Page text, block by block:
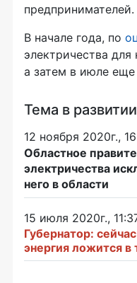
предпринимателей.
В начале года, по
электричества
а затем в июле еще
Тема в развитии
12 ноября 2020г.,
Областное
электричества
него в области
15 июля 2020г.,
Губернатор:
энергия ложится в